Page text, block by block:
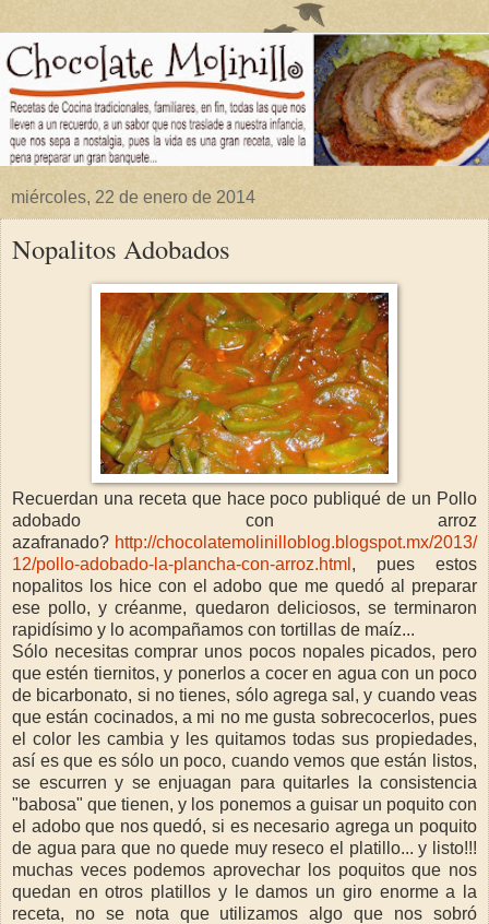
miércoles, 22 de enero de 2014
Nopalitos Adobados
Recuerdan una receta que hace poco publiqué de un Pollo
adobado con arroz
azafranado? http://chocolatemolinilloblog.blogspot.mx/2013/
12/pollo-adobado-la-plancha-con-arroz.html , pues estos
nopalitos los hice con el adobo que me quedó al preparar
ese pollo, y créanme, quedaron deliciosos, se terminaron
rapidísimo y lo acompañamos con tortillas de maíz...
Sólo necesitas comprar unos pocos nopales picados, pero
que estén tiernitos, y ponerlos a cocer en agua con un poco
de bicarbonato, si no tienes, sólo agrega sal, y cuando veas
que están cocinados, a mi no me gusta sobrecocerlos, pues
el color les cambia y les quitamos todas sus propiedades,
así es que es sólo un poco, cuando vemos que están listos,
se escurren y se enjuagan para quitarles la consistencia
"babosa" que tienen, y los ponemos a guisar un poquito con
el adobo que nos quedó, si es necesario agrega un poquito
de agua para que no quede muy reseco el platillo... y listo!!!
muchas veces podemos aprovechar los poquitos que nos
quedan en otros platillos y le damos un giro enorme a la
receta, no se nota que utilizamos algo que nos sobró